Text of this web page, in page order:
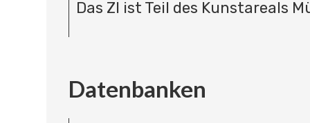
Das ZI ist Teil des Kunstareals
Datenbanken